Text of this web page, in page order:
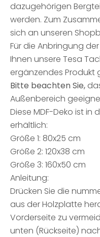
dazugehörigen
werden. Zum
sich an unseren
Für die Anbringung
Ihnen unsere Tesa
ergänzendes Produkt
Bitte beachten Sie,
Außenbereich
Diese MDF-Deko ist
erhältlich:
Größe 1: 80x25 cm
Größe 2: 120x38 cm
Größe 3: 160x50 cm
Anleitung:
Drücken Sie die
aus der Holzplatte
Vorderseite zu
unten (Rückseite)